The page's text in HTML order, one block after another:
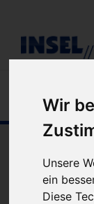
Wir
Unsere
ein
Diese
Fewo/